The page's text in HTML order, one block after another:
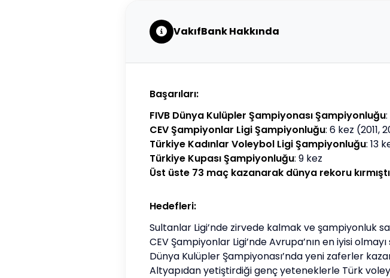
VakıfBank Hakkında
Başarıları:
FIVB Dünya Kulüpler Şampiyonası Şampiyonluğu
CEV Şampiyonlar Ligi Şampiyonluğu: 6 kez (2011,
Türkiye Kadınlar Voleybol Ligi Şampiyonluğu: 13
Türkiye Kupası Şampiyonluğu: 9 kez
Üst üste 73 maç kazanarak dünya rekoru
Hedefleri:
Sultanlar Ligi’nde zirvede kalmak ve şampiyonluk
CEV Şampiyonlar Ligi’nde Avrupa’nın en iyisi
Dünya Kulüpler Şampiyonası’nda yeni zaferler
Altyapıdan yetiştirdiği genç yeteneklerle Türk